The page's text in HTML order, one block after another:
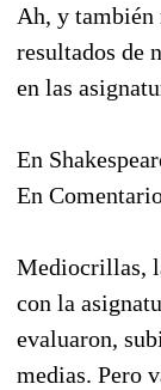
Ah, y también
resultados de
en las
En
En
Mediocrillas,
con la
evaluaron,
medias. Pero